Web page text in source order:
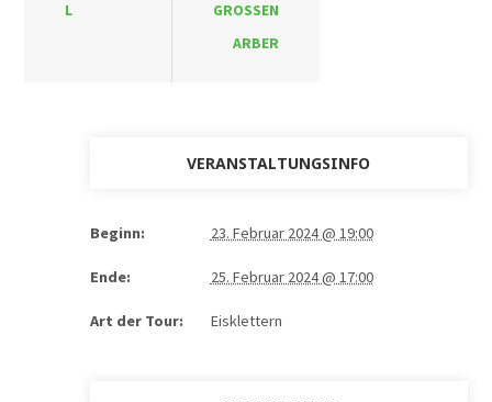
L
GROSSEN
ARBER
VERANSTALTUNGSINFO
Beginn: 23. Februar 2024 @ 19:00
Ende: 25. Februar 2024 @ 17:00
Art der Tour: Eisklettern